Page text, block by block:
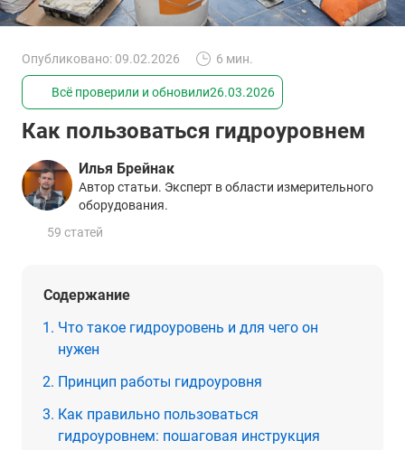
Опубликовано: 09.02.2026 6 мин.
Всё проверили и обновили26.03.2026
Как пользоваться гидроуровнем
Илья Брейнак
Автор статьи. Эксперт в области измерительного
оборудования.
59 статей
Содержание
Что такое гидроуровень и для чего он
нужен
Принцип работы гидроуровня
Как правильно пользоваться
гидроуровнем: пошаговая инструкция